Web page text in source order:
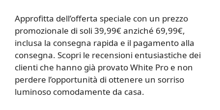
Approfitta dell’offerta speciale con un prezzo
promozionale di soli 39,99€ anziché 69,99€,
inclusa la consegna rapida e il pagamento alla
consegna. Scopri le recensioni entusiastiche dei
clienti che hanno già provato White Pro e non
perdere l’opportunità di ottenere un sorriso
luminoso comodamente da casa.